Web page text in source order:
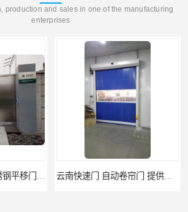
production and sales in one of the manufacturing
enterprises
云南快速门 自动卷帘门 提供免费样品